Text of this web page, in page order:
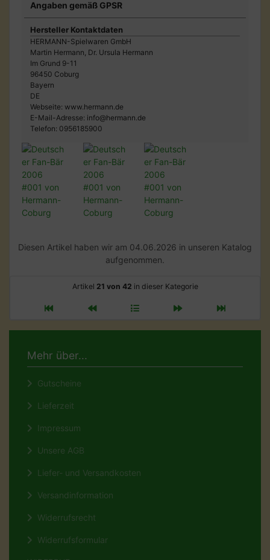
Angaben gemäß GPSR
Hersteller Kontaktdaten
HERMANN-Spielwaren GmbH
Martin Hermann, Dr. Ursula Hermann
Im Grund 9-11
96450 Coburg
Bayern
DE
Webseite: www.hermann.de
E-Mail-Adresse: info@hermann.de
Telefon: 0956185900
Diesen Artikel haben wir am 04.06.2026 in unseren Katalog
aufgenommen.
Artikel 21 von 42 in dieser Kategorie
Mehr über...
Gutscheine
Lieferzeit
Impressum
Unsere AGB
Liefer- und Versandkosten
Versandinformation
Widerrufsrecht
Widerrufsformular